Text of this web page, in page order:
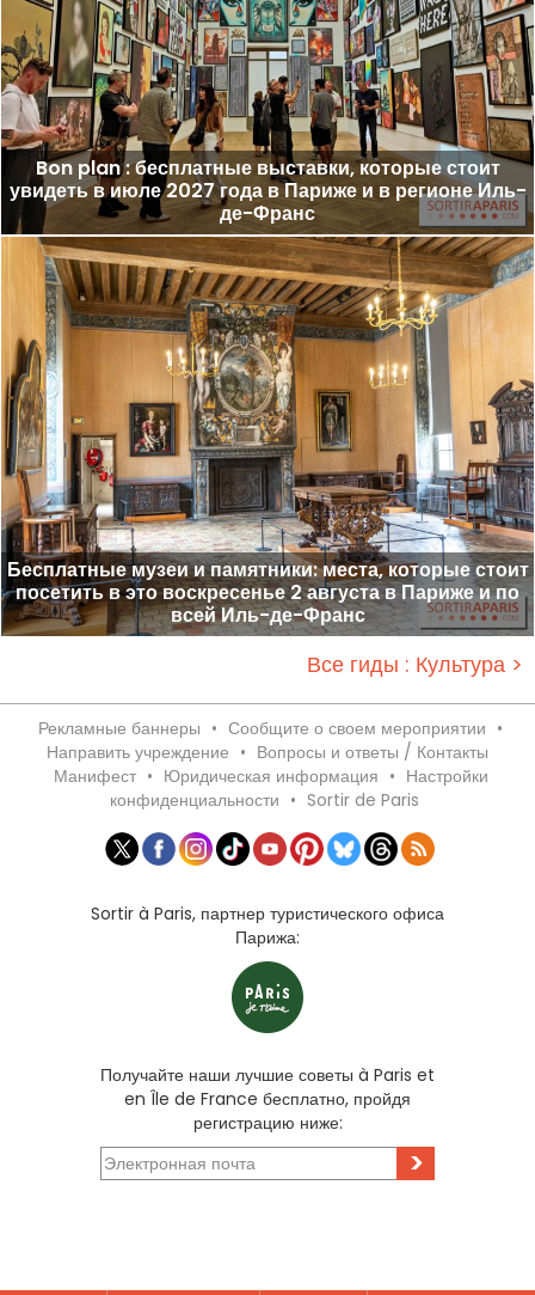
Bon plan : бесплатные выставки, которые стоит
увидеть в июле 2027 года в Париже и в регионе Иль-
де-Франс
Бесплатные музеи и памятники: места, которые стоит
посетить в это воскресенье 2 августа в Париже и по
всей Иль-де-Франс
Все гиды : Культура >
Рекламные баннеры • Сообщите о своем мероприятии •
Направить учреждение • Вопросы и ответы / Контакты
Манифест • Юридическая информация • Настройки
конфиденциальности • Sortir de Paris
Sortir à Paris, партнер туристического офиса
Парижа:
Получайте наши лучшие советы à Paris et
en Île de France бесплатно, пройдя
регистрацию ниже:
>